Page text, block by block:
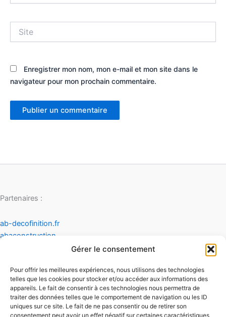
Gérer le consentement
Pour offrir les meilleures expériences, nous utilisons des technologies
telles que les cookies pour stocker et/ou accéder aux informations des
appareils. Le fait de consentir à ces technologies nous permettra de
traiter des données telles que le comportement de navigation ou les ID
uniques sur ce site. Le fait de ne pas consentir ou de retirer son
consentement peut avoir un effet négatif sur certaines caractéristiques
Enregistrer mon nom, mon e-mail et mon site dans le
navigateur pour mon prochain commentaire.
Partenaires :
ab-decofinition.fr
abaconstruction
infinideco
Contact
Mentions légales
Conditions générales d'utilisation